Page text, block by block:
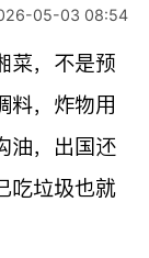
05-03 08:54
菜，不是预
料，炸物用
油，出国还
吃垃圾也就